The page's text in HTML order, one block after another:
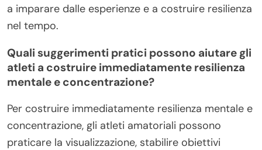
a imparare dalle esperienze e a costruire resilienza
nel tempo.
Quali suggerimenti pratici possono aiutare gli
atleti a costruire immediatamente resilienza
mentale e concentrazione?
Per costruire immediatamente resilienza mentale e
concentrazione, gli atleti amatoriali possono
praticare la visualizzazione, stabilire obiettivi